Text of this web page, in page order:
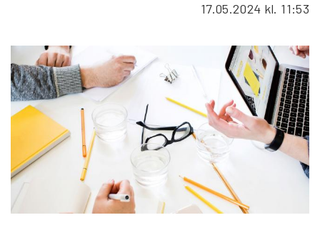
17.05.2024 kl. 11:53